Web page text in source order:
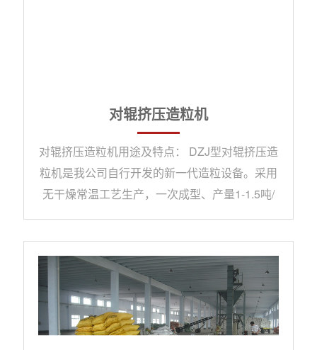
对辊挤压造粒机
对辊挤压造粒机用途及特点： DZJ型对辊挤压造
粒机是我公司自行开发的新一代造粒设备。采用
无干燥常温工艺生产，一次成型、产量1-1.5吨/
小时、1.5-3吨/小时两 种规格。该设备投资少、
术先进。节能降耗，无三废排出，操作稳定，运
行可靠，维修方便。原料适应性